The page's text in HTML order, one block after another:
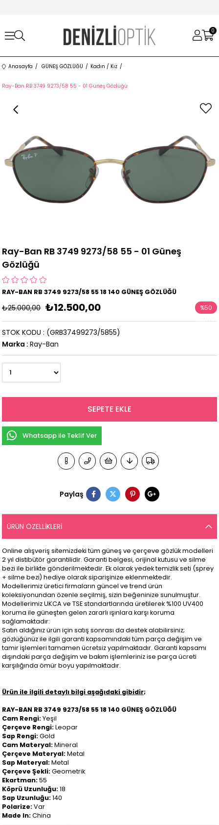
0
Anasayfa GÜNEŞ GÖZLÜĞÜ Kadın / Kız
Ray-Ban RB 3749 9273/58 55 - 01 Güneş Gözlüğü
Ray-Ban RB 3749 9273/58 55 - 01 Güneş
Gözlüğü
RAY-BAN RB 3749 9273/58 55 18 140 GÜNEŞ GÖZLÜĞÜ
₺25.000,00 ₺12.500,00 %50
İndirim
(GRB37499273/5855)
STOK KODU
Marka : Ray-Ban
Whatsapp ile Teklif Ver
Paylaş
ÜRÜN ÖZELLIKLERI
Online alışveriş sitemizdeki tüm güneş ve çerçeve gözlük modelleri
2 yıl distibütör garantilidir. Garanti belgesi, orijinal kutusu ve silme
bezi ile birlikte gönderilmektedir. Ek olarak yedek temizlik seti (sprey
+ silme bezi) hediye olarak siparişinize eklenmektedir.
Modellerimiz üretici firmaların güncel ve trend ürün
koleksiyonundan özenle seçilmiş, sizin beğeninize sunulmuştur.
Modellerimiz UKCA ve TSE standartlarında üretilerek %100 UV400
koruma ile güneşten gelen zararlı ışınlara karşı koruma
sağlamaktadır:
Satın aldığınız ürün için satış sonrası da destek alabilirsiniz;
gözlüğünüz ile ilgili garanti kapsamındaki tüm parça değişim ve
tamir işlemleri tamamen ücretsiz yapılmaktadır. Garanti kapsamı
dışındaki parça değişim ve bakım işlemleriniz ise parça ücreti
karşılığında ömür boyu yapılmaktadır.
Ürün ile ilgili detaylı bilgi aşağıdaki gibidir;
RAY-BAN RB 3749 9273/58 55 18 140 GÜNEŞ GÖZLÜĞÜ
Cam Rengi:Yeşil
Çerçeve Rengi:Leopar
Sap Rengi:Gold
Cam Materyal:Mineral
Çerçeve Materyal:Metal
Sap Materyal:Metal
Çerçeve Şekli:Geometrik
Ekartman:55
Köprü Uzunluğu:18
Sap Uzunluğu:140
Polarize:Var
Made In:China